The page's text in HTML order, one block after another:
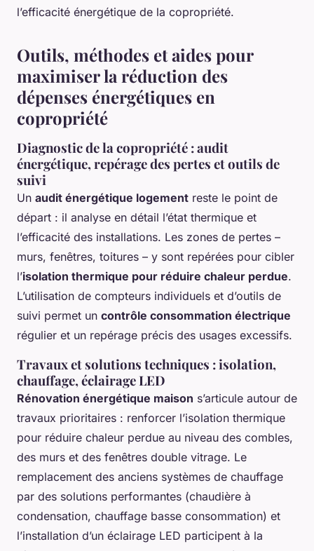
l’efficacité énergétique de la copropriété.
Outils, méthodes et aides pour
maximiser la réduction des
dépenses énergétiques en
copropriété
Diagnostic de la copropriété : audit
énergétique, repérage des pertes et outils de
suivi
Un audit énergétique logement reste le point de
départ : il analyse en détail l’état thermique et
l’efficacité des installations. Les zones de pertes –
murs, fenêtres, toitures – y sont repérées pour cibler
l’isolation thermique pour réduire chaleur perdue.
L’utilisation de compteurs individuels et d’outils de
suivi permet un contrôle consommation électrique
régulier et un repérage précis des usages excessifs.
Travaux et solutions techniques : isolation,
chauffage, éclairage LED
Rénovation énergétique maison s’articule autour de
travaux prioritaires : renforcer l’isolation thermique
pour réduire chaleur perdue au niveau des combles,
des murs et des fenêtres double vitrage. Le
remplacement des anciens systèmes de chauffage
par des solutions performantes (chaudière à
condensation, chauffage basse consommation) et
l’installation d’un éclairage LED participent à la